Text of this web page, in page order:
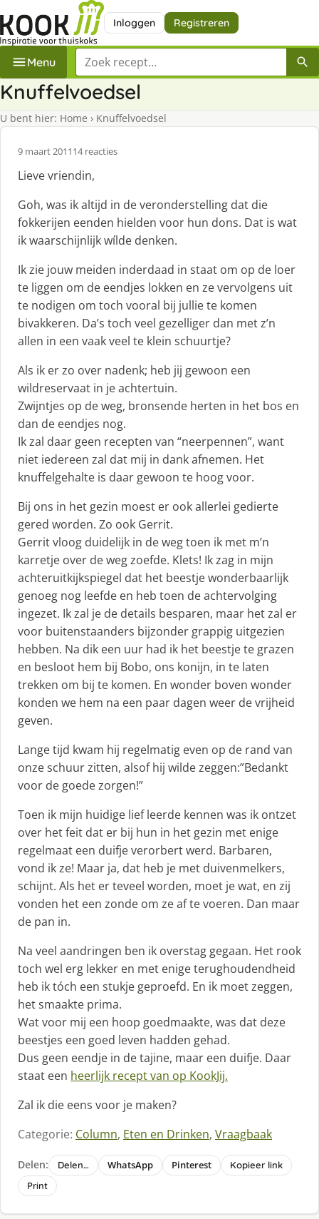
Inloggen Registreren
Menu Zoek een recept
Knuffelvoedsel
U bent hier: Home › Knuffelvoedsel
9 maart 201114 reacties
Lieve vriendin,
Goh, was ik altijd in de veronderstelling dat die
fokkerijen eenden hielden voor hun dons. Dat is wat
ik waarschijnlijk wílde denken.
Ik zie jouw meiden inderdaad in staat om op de loer
te liggen om de eendjes lokken en ze vervolgens uit
te nodigen om toch vooral bij jullie te komen
bivakkeren. Da’s toch veel gezelliger dan met z’n
allen in een vaak veel te klein schuurtje?
Als ik er zo over nadenk; heb jij gewoon een
wildreservaat in je achtertuin.
Zwijntjes op de weg, bronsende herten in het bos en
dan de eendjes nog.
Ik zal daar geen recepten van “neerpennen”, want
niet iedereen zal dat mij in dank afnemen. Het
knuffelgehalte is daar gewoon te hoog voor.
Bij ons in het gezin moest er ook allerlei gedierte
gered worden. Zo ook Gerrit.
Gerrit vloog duidelijk in de weg toen ik met m’n
karretje over de weg zoefde. Klets! Ik zag in mijn
achteruitkijkspiegel dat het beestje wonderbaarlijk
genoeg nog leefde en heb toen de achtervolging
ingezet. Ik zal je de details besparen, maar het zal er
voor buitenstaanders bijzonder grappig uitgezien
hebben. Na dik een uur had ik het beestje te grazen
en besloot hem bij Bobo, ons konijn, in te laten
trekken om bij te komen. En wonder boven wonder
konden we hem na een paar dagen weer de vrijheid
geven.
Lange tijd kwam hij regelmatig even op de rand van
onze schuur zitten, alsof hij wilde zeggen:”Bedankt
voor de goede zorgen!”
Toen ik mijn huidige lief leerde kennen was ik ontzet
over het feit dat er bij hun in het gezin met enige
regelmaat een duifje verorbert werd. Barbaren,
vond ik ze! Maar ja, dat heb je met duivenmelkers,
schijnt. Als het er teveel worden, moet je wat, en zij
vonden het een zonde om ze af te voeren. Dan maar
de pan in.
Na veel aandringen ben ik overstag gegaan. Het rook
toch wel erg lekker en met enige terughoudendheid
heb ik tóch een stukje geproefd. En ik moet zeggen,
het smaakte prima.
Wat voor mij een hoop goedmaakte, was dat deze
beestjes een goed leven hadden gehad.
Dus geen eendje in de tajine, maar een duifje. Daar
staat een heerlijk receptvan op KookJij.
Zal ik die eens voor je maken?
Categorie: Column, Eten en Drinken, Vraagbaak
Delen: Delen… WhatsApp Pinterest
Kopieer link
Print